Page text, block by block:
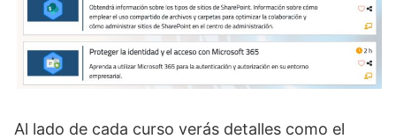
Al lado de cada curso verás detalles como el